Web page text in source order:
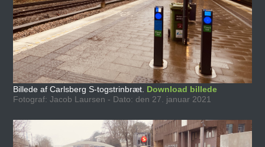
Billede af Carlsberg S-togstrinbræt. Download billede
Fotograf: Jacob Laursen - Dato: den 27. januar 2021